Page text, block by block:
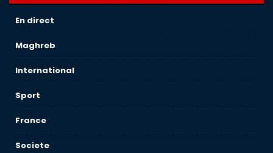
En direct
Maghreb
International
Sport
France
Societe